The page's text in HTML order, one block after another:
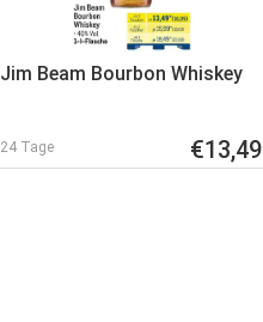
Jim Beam Bourbon Whiskey
24 Tage €13,49